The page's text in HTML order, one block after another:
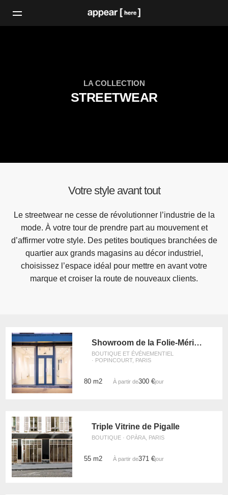
LA COLLECTION
STREETWEAR
Votre style avant tout
Le streetwear ne cesse de révolutionner l’industrie de la
mode. À votre tour de prendre part au mouvement et
d’affirmer votre style. Des petites boutiques branchées de
quartier aux grands magasins au décor industriel,
choisissez l’espace idéal pour mettre en avant votre
marque et croiser la route de nouveaux clients.
Showroom de la Folie-Méricourt
BOUTIQUE ET ÉVÉNEMENTIEL
· POPINCOURT, PARIS
80 m2 À partir de300 €/jour
Triple Vitrine de Pigalle
BOUTIQUE · OPÀRA, PARIS
55 m2 À partir de371 €/jour